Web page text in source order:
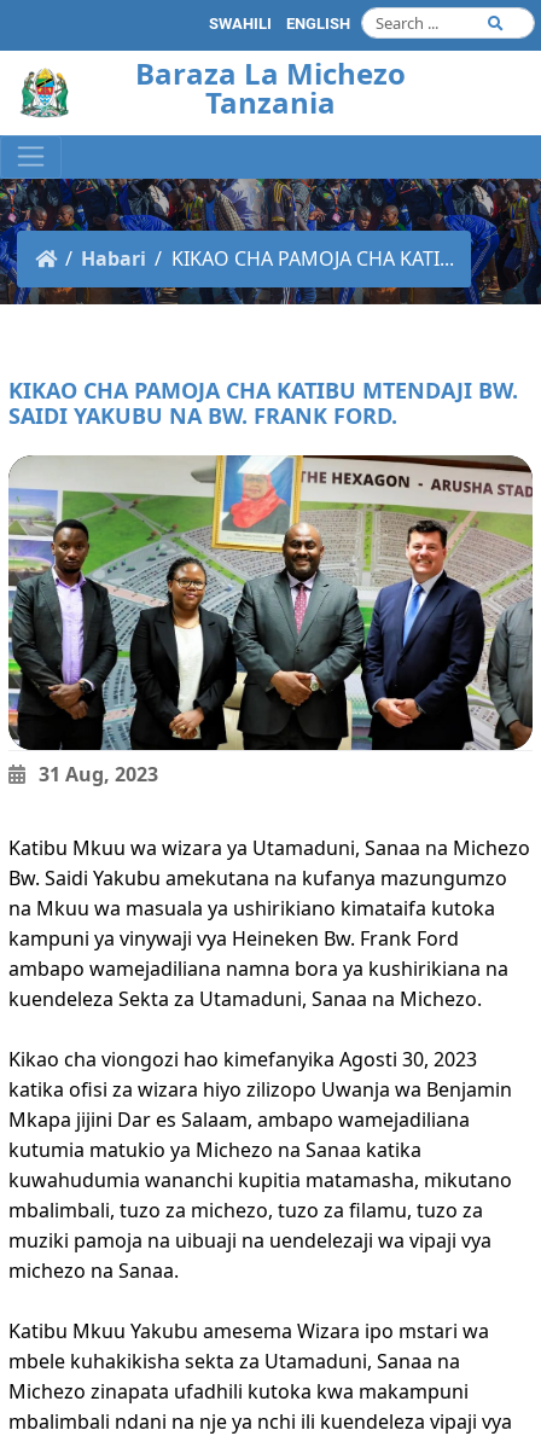
ENGLISH
SWAHILI
Baraza La Michezo
Tanzania
Habari KIKAO CHA PAMOJA CHA KATI...
KIKAO CHA PAMOJA CHA KATIBU MTENDAJI BW.
SAIDI YAKUBU NA BW. FRANK FORD.
31 Aug, 2023
Katibu Mkuu wa wizara ya Utamaduni, Sanaa na Michezo
Bw. Saidi Yakubu amekutana na kufanya mazungumzo
na Mkuu wa masuala ya ushirikiano kimataifa kutoka
kampuni ya vinywaji vya Heineken Bw. Frank Ford
ambapo wamejadiliana namna bora ya kushirikiana na
kuendeleza Sekta za Utamaduni, Sanaa na Michezo.
Kikao cha viongozi hao kimefanyika Agosti 30, 2023
katika ofisi za wizara hiyo zilizopo Uwanja wa Benjamin
Mkapa jijini Dar es Salaam, ambapo wamejadiliana
kutumia matukio ya Michezo na Sanaa katika
kuwahudumia wananchi kupitia matamasha, mikutano
mbalimbali, tuzo za michezo, tuzo za filamu, tuzo za
muziki pamoja na uibuaji na uendelezaji wa vipaji vya
michezo na Sanaa.
Katibu Mkuu Yakubu amesema Wizara ipo mstari wa
mbele kuhakikisha sekta za Utamaduni, Sanaa na
Michezo zinapata ufadhili kutoka kwa makampuni
mbalimbali ndani na nje ya nchi ili kuendeleza vipaji vya